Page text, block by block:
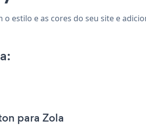
estilo e as cores do seu site e
para Zola